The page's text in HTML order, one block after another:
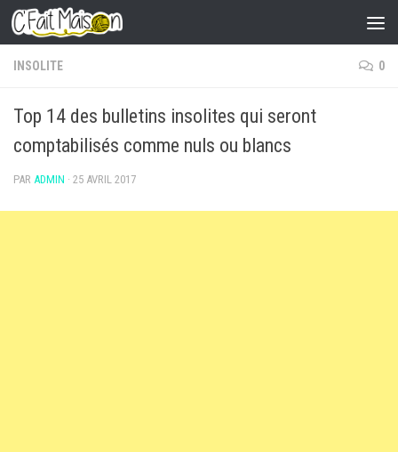
Skip to content
INSOLITE 0
Top 14 des bulletins insolites qui seront
comptabilisés comme nuls ou blancs
PAR ADMIN · 25 AVRIL 2017